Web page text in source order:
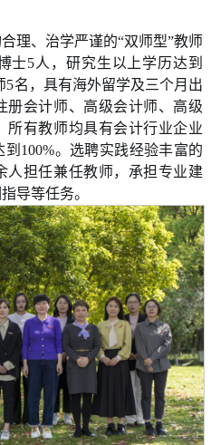
理、治学严谨的“双师型”教师
士5人，研究生以上学历达到
5名，具有海外留学及三个月出
册会计师、高级会计师、高级
所有教师均具有会计行业企业
100%。选聘实践经验丰富的
人担任兼任教师，承担专业建
导等任务。